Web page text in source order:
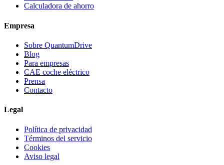
Calculadora de ahorro
Empresa
Sobre QuantumDrive
Blog
Para empresas
CAE coche eléctrico
Prensa
Contacto
Legal
Política de privacidad
Términos del servicio
Cookies
Aviso legal